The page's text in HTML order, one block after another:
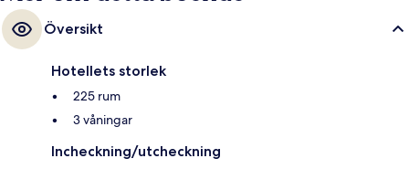
Översikt
Hotellets storlek
225 rum
3 våningar
Incheckning/utcheckning